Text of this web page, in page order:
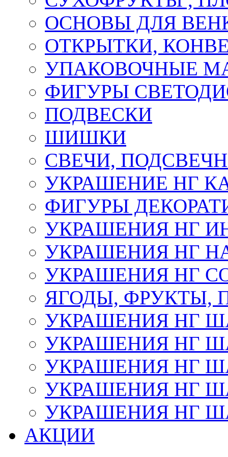
ОСНОВЫ ДЛЯ
ОТКРЫТКИ,
УПАКОВОЧНЫЕ
ФИГУРЫ
ПОДВЕСКИ
ШИШКИ
СВЕЧИ,
УКРАШЕНИЕ НГ
ФИГУРЫ
УКРАШЕНИЯ НГ
УКРАШЕНИЯ НГ
УКРАШЕНИЯ НГ
ЯГОДЫ, ФРУКТЫ,
УКРАШЕНИЯ НГ
УКРАШЕНИЯ НГ
УКРАШЕНИЯ НГ
УКРАШЕНИЯ НГ
УКРАШЕНИЯ НГ
АКЦИИ